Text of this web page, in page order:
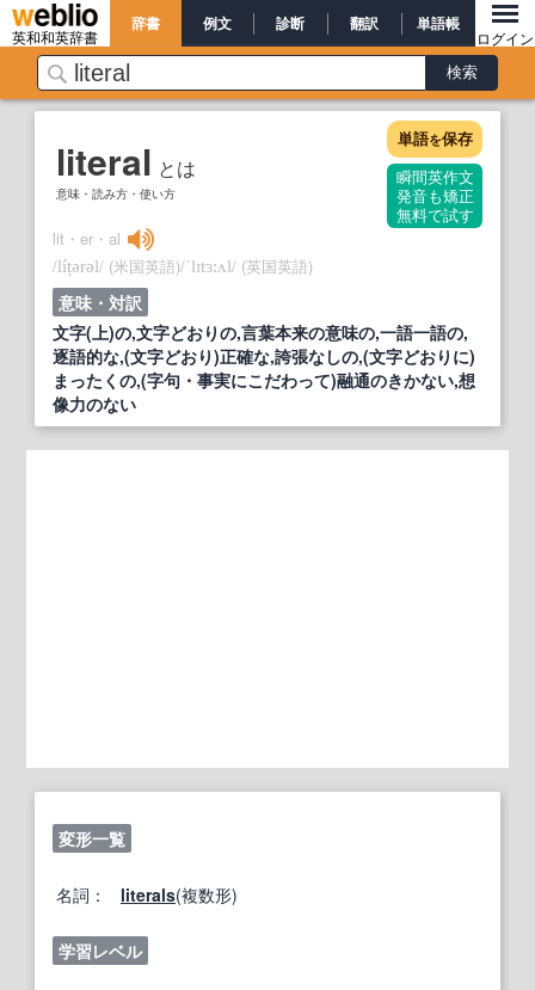
英和和英辞書
辞書 例文 診断 翻訳 単語帳
ログイン
literal とは
意味・読み方・使い方
単語を保存
瞬間英作文
発音も矯正
無料で試す
lit・er・al
/líṭərəl/ (米国英語)/ˈlɪtɜ:ʌl/ (英国英語)
意味・対訳
文字(上)の,文字どおりの,言葉本来の意味の,一語一語の,
逐語的な,(文字どおり)正確な,誇張なしの,(文字どおりに)
まったくの,(字句・事実にこだわって)融通のきかない,想
像力のない
変形一覧
名詞： literals(複数形)
学習レベル